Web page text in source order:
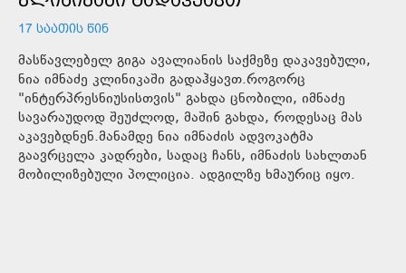
17 ᲡᲐᲐᲗᲘᲡ ᲬᲘᲜ
მასწავლებელ გიგა ავალიანის საქმეზე დაკავებული,
ნია იმნაძე კლინიკაში გადაჰყავთ.როგორც
"ინტერპრესნიუსისთვის" გახდა ცნობილი, იმნაძე
სავარაუდოდ შეუძლოდ, მაშინ გახდა, როდესაც მას
აკავებდნენ.მანამდე ნია იმნაძის ადვოკატმა
გაავრცელა კადრები, სადაც ჩანს, იმნაძის სახლთან
მობილიზებული პოლიცია. ადგილზე ხმაურიც იყო.